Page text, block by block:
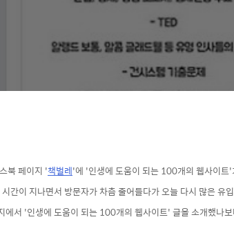
북 페이지 '책벌레'에 '인생에 도움이 되는 100개의 웹사이트
간이 지나면서 방문자가 차츰 줄어들다가 오늘 다시 많은 유
에서 '인생에 도움이 되는 100개의 웹사이트' 글을 소개했나